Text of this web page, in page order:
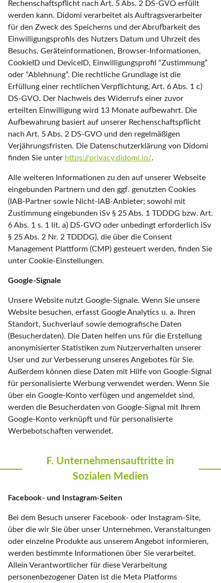
Rechenschaftspflicht nach Art. 5 Abs. 2 DS-GVO erfüllt
werden kann. Didomi verarbeitet als Auftragsverarbeiter
für den Zweck des Speicherns und der Abrufbarkeit des
Einwilligungsprofils des Nutzers Datum und Uhrzeit des
Besuchs, Geräteinformationen, Browser-Informationen,
CookieID und DeviceID, Einwilligungsprofil “Zustimmung”
oder “Ablehnung”. Die rechtliche Grundlage ist die
Erfüllung einer rechtlichen Verpflichtung, Art. 6 Abs. 1 c)
DS-GVO. Der Nachweis des Widerrufs einer zuvor
erteilten Einwilligung wird 13 Monate aufbewahrt. Die
Aufbewahrung basiert auf unserer Rechenschaftspflicht
nach Art. 5 Abs. 2 DS-GVO und den regelmäßigen
Verjährungsfristen. Die Datenschutzerklärung von Didomi
finden Sie unter https://privacy.didomi.io/.
Alle weiteren Informationen zu den auf unserer Webseite
eingebunden Partnern und den ggf. genutzten Cookies
(IAB-Partner sowie Nicht-IAB-Anbieter; sowohl mit
Zustimmung eingebunden iSv § 25 Abs. 1 TDDDG bzw. Art.
6 Abs. 1 s. 1 lit. a) DS-GVO oder unbedingt erforderlich iSv
§ 25 Abs. 2 Nr. 2 TDDDG), die über die Consent
Management Plattform (CMP) gesteuert werden, finden Sie
unter Cookie-Einstellungen.
Google-Signale
Unsere Website nutzt Google-Signale. Wenn Sie unsere
Website besuchen, erfasst Google Analytics u. a. Ihren
Standort, Suchverlauf sowie demografische Daten
(Besucherdaten). Die Daten helfen uns für die Erstellung
anonymisierter Statistiken zum Nutzerverhalten unserer
User und zur Verbesserung unseres Angebotes für Sie.
Außerdem können diese Daten mit Hilfe von Google-Signal
für personalisierte Werbung verwendet werden. Wenn Sie
über ein Google-Konto verfügen und angemeldet sind,
werden die Besucherdaten von Google-Signal mit Ihrem
Google-Konto verknüpft und für personalisierte
Werbebotschaften verwendet.
F. Unternehmensauftritte in
Sozialen Medien
Facebook- und Instagram-Seiten
Bei dem Besuch unserer Facebook- oder Instagram-Site,
über die wir Sie über unser Unternehmen, Veranstaltungen
oder einzelne Produkte aus unserem Angebot informieren,
werden bestimmte Informationen über Sie verarbeitet.
Allein Verantwortlicher für diese Verarbeitung
personenbezogener Daten ist die Meta Platforms